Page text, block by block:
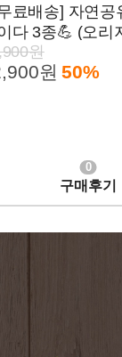
료배송] 자연공
다 3종💪 (오리
빵) 6봉
원
원 50%
구매후기
0